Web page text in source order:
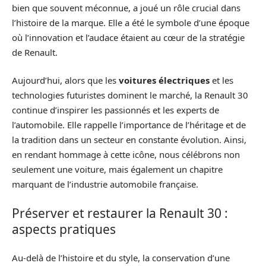
bien que souvent méconnue, a joué un rôle crucial dans
l’histoire de la marque. Elle a été le symbole d’une époque
où l’innovation et l’audace étaient au cœur de la stratégie
de Renault.
Aujourd’hui, alors que les voitures électriques et les
technologies futuristes dominent le marché, la Renault 30
continue d’inspirer les passionnés et les experts de
l’automobile. Elle rappelle l’importance de l’héritage et de
la tradition dans un secteur en constante évolution. Ainsi,
en rendant hommage à cette icône, nous célébrons non
seulement une voiture, mais également un chapitre
marquant de l’industrie automobile française.
Préserver et restaurer la Renault 30 :
aspects pratiques
Au-delà de l’histoire et du style, la conservation d’une